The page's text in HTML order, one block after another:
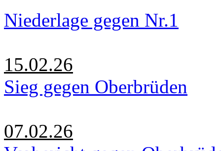
Niederlage gegen Nr.1
15.02.26
Sieg gegen Oberbrüden
07.02.26